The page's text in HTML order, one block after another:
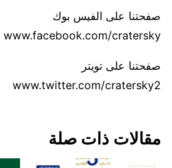
صفحتنا على الفيس بوك
www.facebook.com/cratersky
صفحتنا على تويتر
www.twitter.com/cratersky2
مقالات ذات صلة